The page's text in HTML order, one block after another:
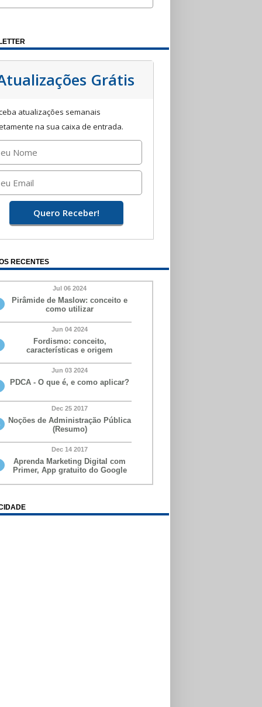
Grátis
atualizações semanais
na sua caixa de entrada.
RECENTES
Jul 06 2024
Pirâmide de Maslow: conceito e
como utilizar
Jun 04 2024
Fordismo: conceito,
características e origem
Jun 03 2024
PDCA - O que é, e como aplicar?
Dec 25 2017
Noções de Administração Pública
(Resumo)
Dec 14 2017
Aprenda Marketing Digital com
Primer, App gratuito do Google